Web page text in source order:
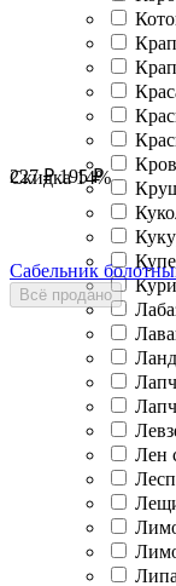
Лен
Липа
Скидка14%
227 ₽ 195 ₽
Сабельник
Всё продано